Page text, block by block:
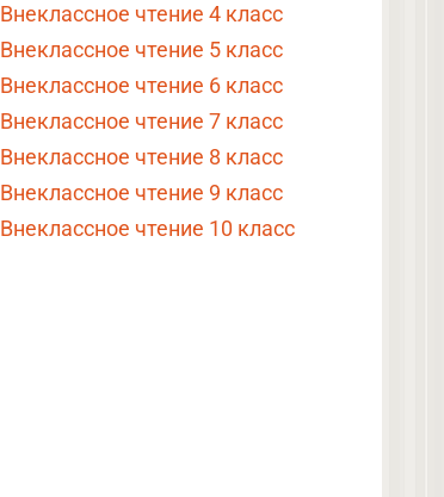
Внеклассное чтение 4 класс
Внеклассное чтение 5 класс
Внеклассное чтение 6 класс
Внеклассное чтение 7 класс
Внеклассное чтение 8 класс
Внеклассное чтение 9 класс
Внеклассное чтение 10 класс